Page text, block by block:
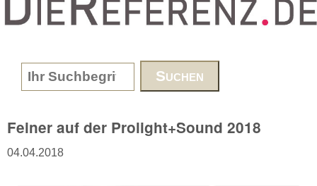
www.DieReferenz.de
Search form
Feiner auf der Prolight+Sound 2018
04.04.2018